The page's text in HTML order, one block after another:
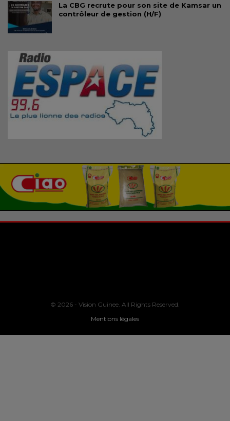
La CBG recrute pour son site de Kamsar un
contrôleur de gestion (H/F)
© 2026 - Vision Guinee. All Rights Reserved.
Mentions légales